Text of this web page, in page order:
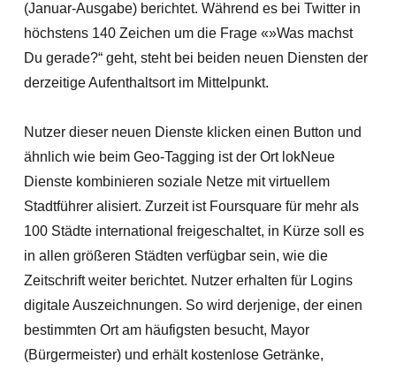
(Januar-Ausgabe) berichtet. Während es bei Twitter in
höchstens 140 Zeichen um die Frage «»Was machst
Du gerade?“ geht, steht bei beiden neuen Diensten der
derzeitige Aufenthaltsort im Mittelpunkt.
Nutzer dieser neuen Dienste klicken einen Button und
ähnlich wie beim Geo-Tagging ist der Ort lokNeue
Dienste kombinieren soziale Netze mit virtuellem
Stadtführer alisiert. Zurzeit ist Foursquare für mehr als
100 Städte international freigeschaltet, in Kürze soll es
in allen größeren Städten verfügbar sein, wie die
Zeitschrift weiter berichtet. Nutzer erhalten für Logins
digitale Auszeichnungen. So wird derjenige, der einen
bestimmten Ort am häufigsten besucht, Mayor
(Bürgermeister) und erhält kostenlose Getränke,